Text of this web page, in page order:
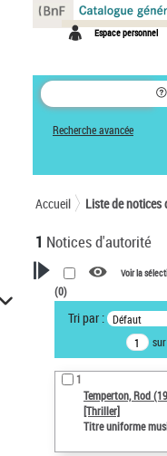
Espace personnel
Recherche avancée
Accueil Liste de notices
1 Notices d'autorité
VOTRE RECHERCHE
Recherche avancée
notices d’autorité
Œuvres liées à l'auteur :
Temperton, Rod
Voir la
(0)
Tri par : Défaut
1
Temperton, Rod
[Thriller]
Titre uniforme
Panneau de gestion des cookies